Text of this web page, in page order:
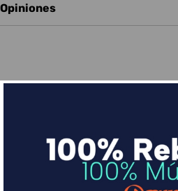
Opiniones
Financia tus
Divide en 3 sin coste o hasta
pequeña cuota al